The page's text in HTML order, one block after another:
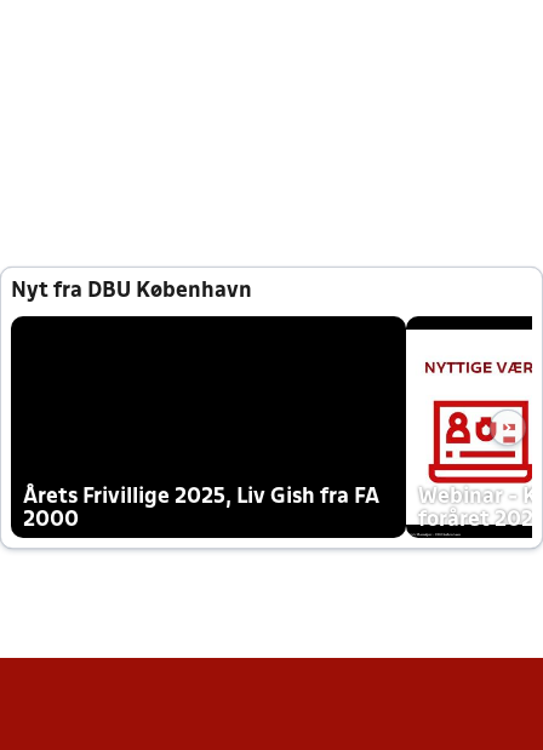
Nyt fra DBU København
Årets Frivillige 2025, Liv Gish fra FA
2000
Webinar -
foråret